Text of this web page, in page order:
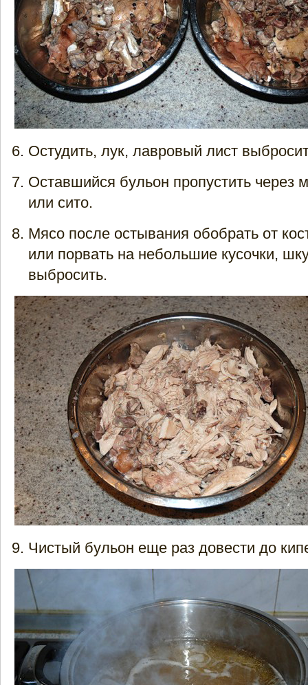
Остудить, лук, лавровый лист
Оставшийся бульон пропустить через
или сито.
Мясо после остывания обобрать от
или порвать на небольшие кусочки,
выбросить.
Чистый бульон еще раз довести до